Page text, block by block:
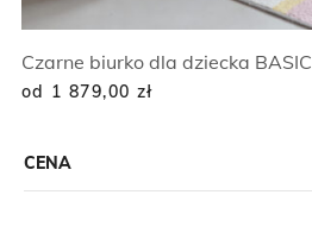
CENA
Czarne biurko dla dziecka BASIC
od 1 879,00 zł